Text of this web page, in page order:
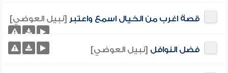
قصة اغرب من الخيال اسمع واعتبر [نبيل العوضي]
فضل النوافل [نبيل العوضي]